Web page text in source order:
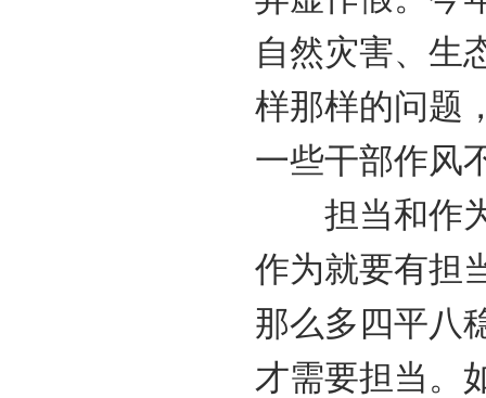
自然灾害、生
样那样的问题
一些干部作风
担当和作为
作为就要有担
那么多四平八
才需要担当。